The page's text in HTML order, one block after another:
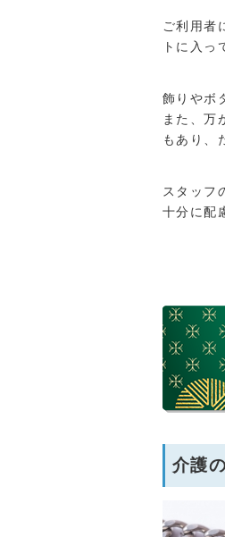
ご利用者
トに入っ
飾りやボ
また、万
もあり、
スタッフ
十分に配
介護